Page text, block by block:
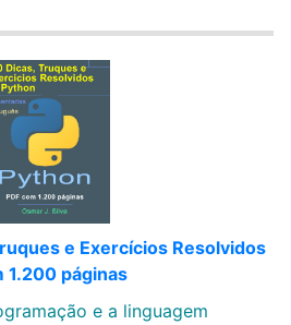
e Exercícios Resolvidos
1.200 páginas
e a linguagem